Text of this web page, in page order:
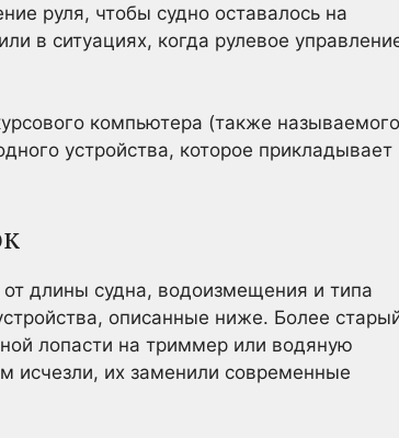
руля, чтобы судно оставалось на
в ситуациях, когда рулевое
компьютера (также
устройства, которое прикладывает
длины судна, водоизмещения и типа
описанные ниже. Более
лопасти на триммер или водяную
исчезли, их заменили современные